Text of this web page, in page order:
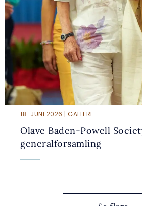
18. JUNI 2026 | GALLERI
Olave Baden-Powell
generalforsamling